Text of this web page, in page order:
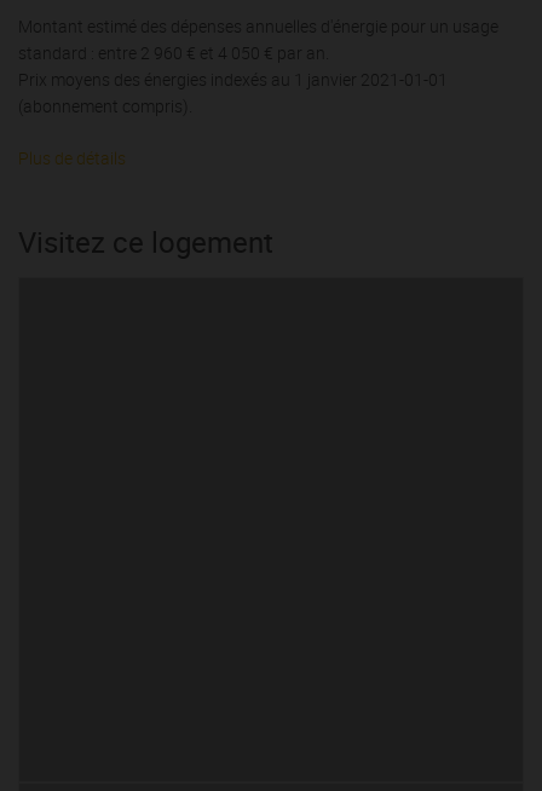
Montant estimé des dépenses annuelles d'énergie pour un usage
standard : entre 2 960 € et 4 050 € par an.
Prix moyens des énergies indexés au 1 janvier 2021-01-01
(abonnement compris).
Plus de détails
Visitez ce logement